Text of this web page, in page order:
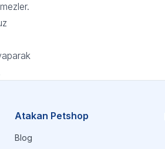
Atakan Petshop
Blog